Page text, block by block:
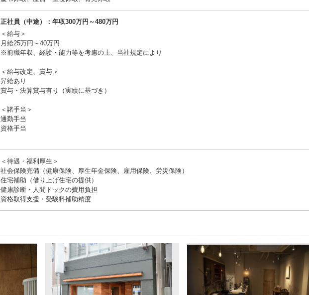
正社員（中途）：年収300万円～480万円
＜給与＞
月給25万円～40万円
※前職年収、経験・能力等を考慮の上、当社規定により
＜給与改定、賞与＞
昇給あり
賞与・決算賞与有り（実績に基づき）
＜諸手当＞
通勤手当
資格手当
＜待遇・福利厚生＞
社会保険完備（健康保険、厚生年金保険、雇用保険、労災保険）
住宅補助（借り上げ住宅の提供）
健康診断・人間ドックの費用負担
資格取得支援・受験料補助精度